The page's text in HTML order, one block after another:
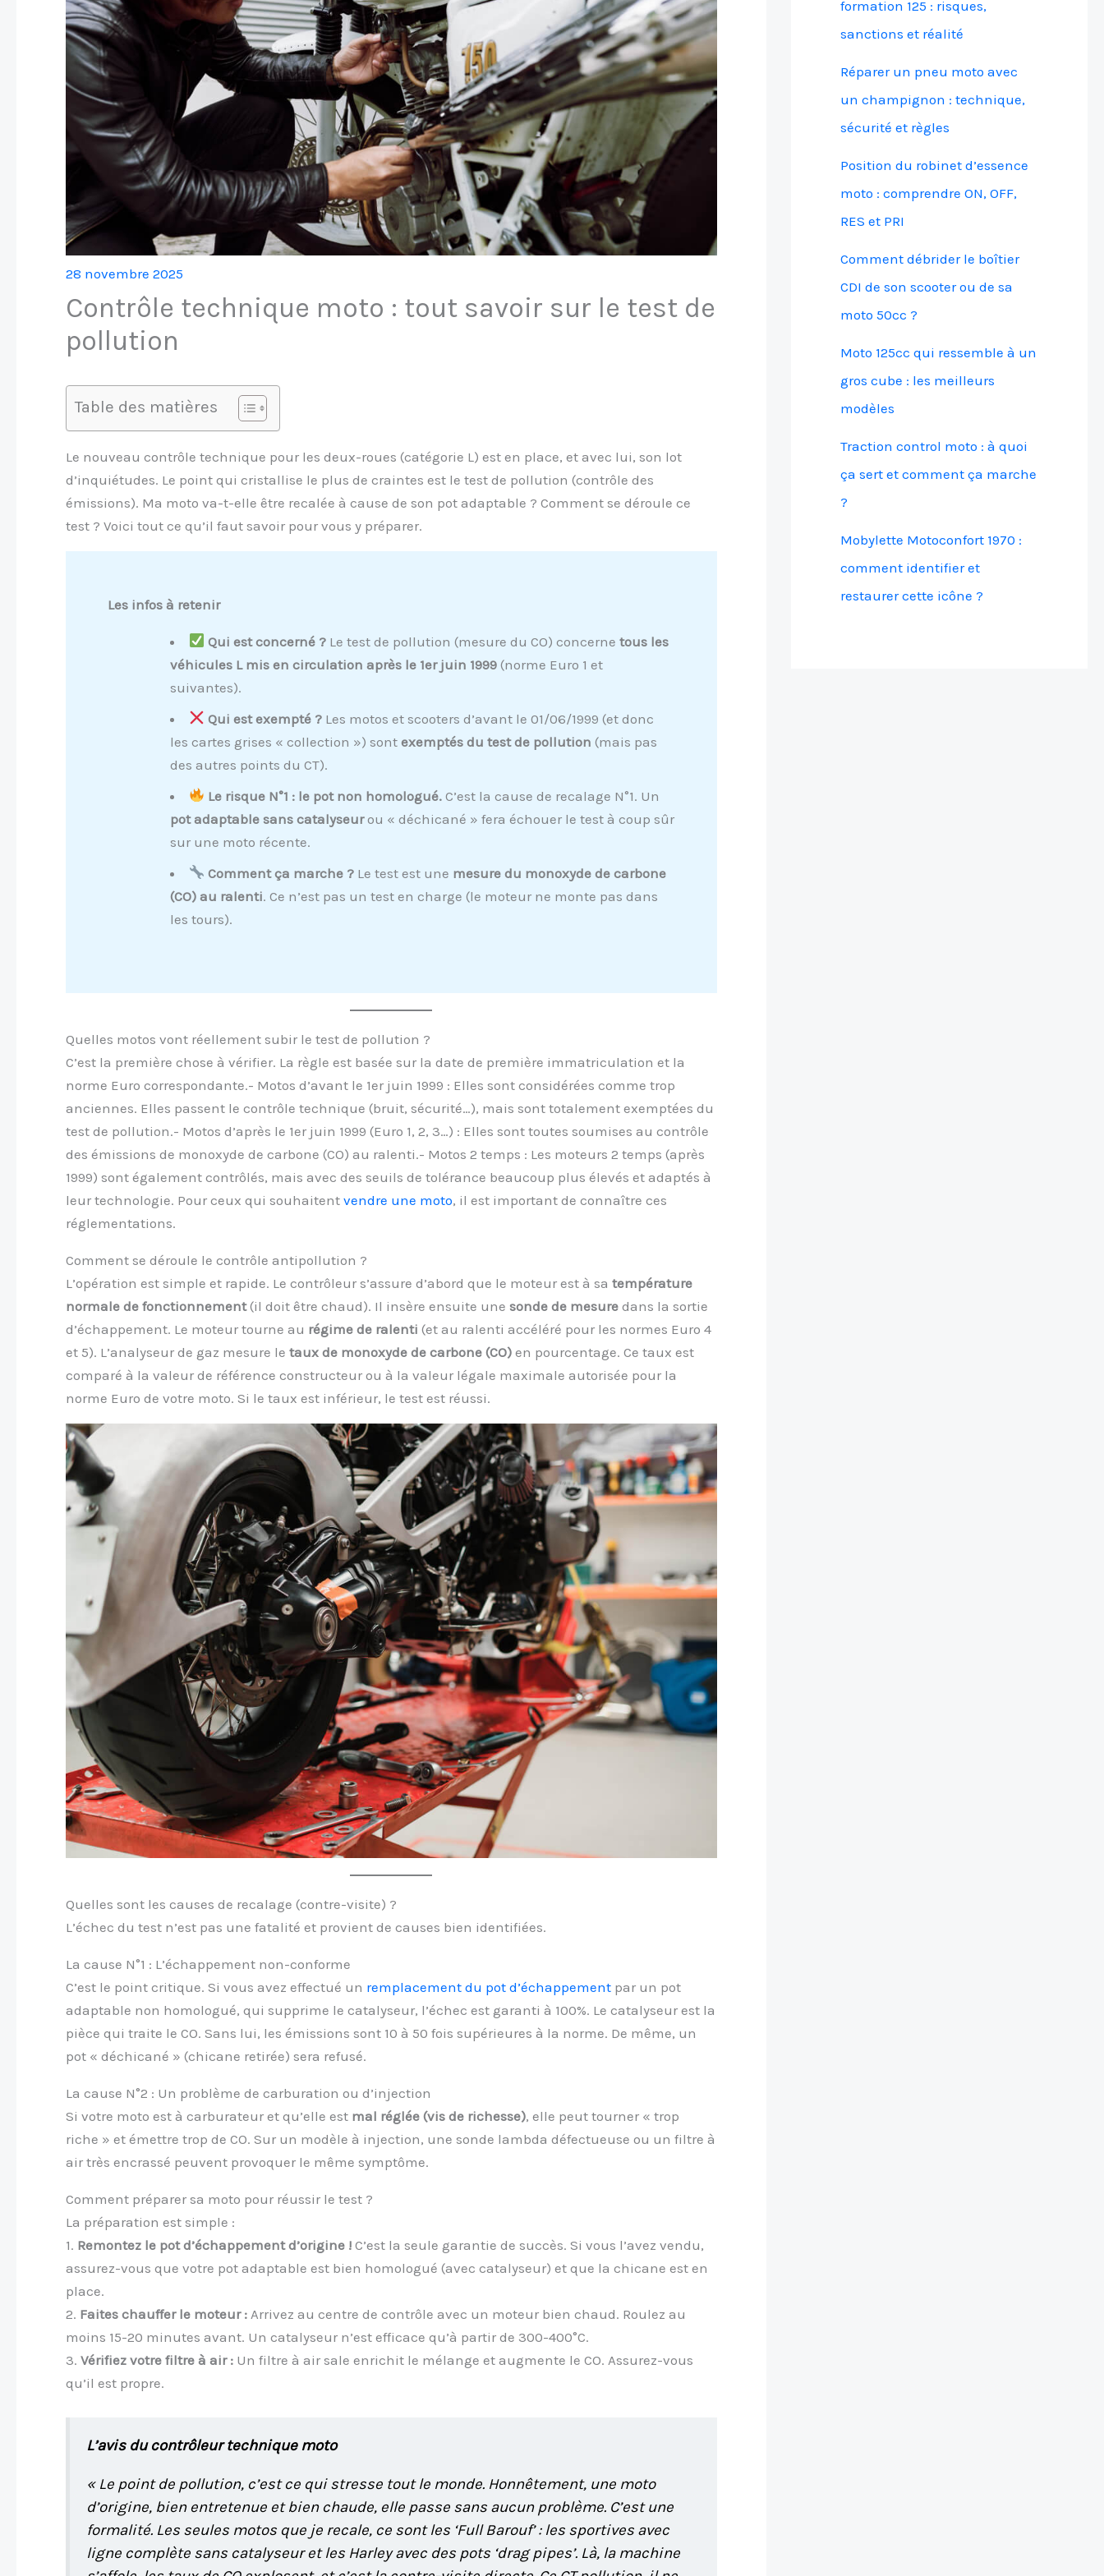
28 novembre 2025
Contrôle technique moto : tout savoir sur le test de
pollution
Table des matières
Le nouveau contrôle technique pour les deux-roues (catégorie L) est en place, et avec lui, son lot
d’inquiétudes. Le point qui cristallise le plus de craintes est le test de pollution (contrôle des
émissions). Ma moto va-t-elle être recalée à cause de son pot adaptable ? Comment se déroule ce
test ? Voici tout ce qu’il faut savoir pour vous y préparer.
Les infos à retenir
Qui est concerné ? Le test de pollution (mesure du CO) concernetous les
véhicules L mis en circulation après le 1er juin 1999 (norme Euro 1 et
suivantes).
Qui est exempté ? Les motos et scooters d’avant le 01/06/1999 (et donc
les cartes grises « collection ») sont exemptés du test de pollution (mais pas
des autres points du CT).
Le risque N°1 : le pot non homologué. C’est la cause de recalage N°1. Un
pot adaptable sans catalyseurou « déchicané » fera échouer le test à coup sûr
sur une moto récente.
Comment ça marche ? Le test est une mesure du monoxyde de carbone
(CO) au ralenti. Ce n’est pas un test en charge (le moteur ne monte pas dans
les tours).
Quelles motos vont réellement subir le test de pollution ?
C’est la première chose à vérifier. La règle est basée sur la date de première immatriculation et la
norme Euro correspondante.- Motos d’avant le 1er juin 1999 : Elles sont considérées comme trop
anciennes. Elles passent le contrôle technique (bruit, sécurité…), mais sont totalement exemptées du
test de pollution.- Motos d’après le 1er juin 1999 (Euro 1, 2, 3…) : Elles sont toutes soumises au contrôle
des émissions de monoxyde de carbone (CO) au ralenti.- Motos 2 temps : Les moteurs 2 temps (après
1999) sont également contrôlés, mais avec des seuils de tolérance beaucoup plus élevés et adaptés à
leur technologie. Pour ceux qui souhaitent vendre une moto, il est important de connaître ces
réglementations.
Comment se déroule le contrôle antipollution ?
L’opération est simple et rapide. Le contrôleur s’assure d’abord que le moteur est à sa température
normale de fonctionnement(il doit être chaud). Il insère ensuite une sonde de mesure dans la sortie
d’échappement. Le moteur tourne au régime de ralenti (et au ralenti accéléré pour les normes Euro 4
et 5). L’analyseur de gaz mesure le taux de monoxyde de carbone (CO) en pourcentage. Ce taux est
comparé à la valeur de référence constructeur ou à la valeur légale maximale autorisée pour la
norme Euro de votre moto. Si le taux est inférieur, le test est réussi.
Quelles sont les causes de recalage (contre-visite) ?
L’échec du test n’est pas une fatalité et provient de causes bien identifiées.
La cause N°1 : L’échappement non-conforme
C’est le point critique. Si vous avez effectué un remplacement du pot d’échappement par un pot
adaptable non homologué, qui supprime le catalyseur, l’échec est garanti à 100%. Le catalyseur est la
pièce qui traite le CO. Sans lui, les émissions sont 10 à 50 fois supérieures à la norme. De même, un
pot « déchicané » (chicane retirée) sera refusé.
La cause N°2 : Un problème de carburation ou d’injection
Si votre moto est à carburateur et qu’elle est mal réglée (vis de richesse), elle peut tourner « trop
riche » et émettre trop de CO. Sur un modèle à injection, une sonde lambda défectueuse ou un filtre à
air très encrassé peuvent provoquer le même symptôme.
Comment préparer sa moto pour réussir le test ?
La préparation est simple :
1. Remontez le pot d’échappement d’origine ! C’est la seule garantie de succès. Si vous l’avez vendu,
assurez-vous que votre pot adaptable est bien homologué (avec catalyseur) et que la chicane est en
place.
2. Faites chauffer le moteur : Arrivez au centre de contrôle avec un moteur bien chaud. Roulez au
moins 15-20 minutes avant. Un catalyseur n’est efficace qu’à partir de 300-400°C.
3. Vérifiez votre filtre à air : Un filtre à air sale enrichit le mélange et augmente le CO. Assurez-vous
qu’il est propre.
L’avis du contrôleur technique moto
« Le point de pollution, c’est ce qui stresse tout le monde. Honnêtement, une moto
d’origine, bien entretenue et bien chaude, elle passe sans aucun problème. C’est une
formalité. Les seules motos que je recale, ce sont les ‘Full Barouf’ : les sportives avec
ligne complète sans catalyseur et les Harley avec des pots ‘drag pipes’. Là, la machine
formation 125 : risques,
sanctions et réalité
Réparer un pneu moto avec
un champignon : technique,
sécurité et règles
Position du robinet d’essence
moto : comprendre ON, OFF,
RES et PRI
Comment débrider le boîtier
CDI de son scooter ou de sa
moto 50cc ?
Moto 125cc qui ressemble à un
gros cube : les meilleurs
modèles
Traction control moto : à quoi
ça sert et comment ça marche
?
Mobylette Motoconfort 1970 :
comment identifier et
restaurer cette icône ?